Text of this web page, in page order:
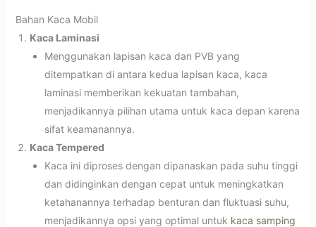
Bahan Kaca Mobil
Kaca Laminasi
Menggunakan lapisan kaca dan PVB yang
ditempatkan di antara kedua lapisan kaca, kaca
laminasi memberikan kekuatan tambahan,
menjadikannya pilihan utama untuk kaca depan karena
sifat keamanannya.
Kaca Tempered
Kaca ini diproses dengan dipanaskan pada suhu tinggi
dan didinginkan dengan cepat untuk meningkatkan
ketahanannya terhadap benturan dan fluktuasi suhu,
menjadikannya opsi yang optimal untuk kaca samping